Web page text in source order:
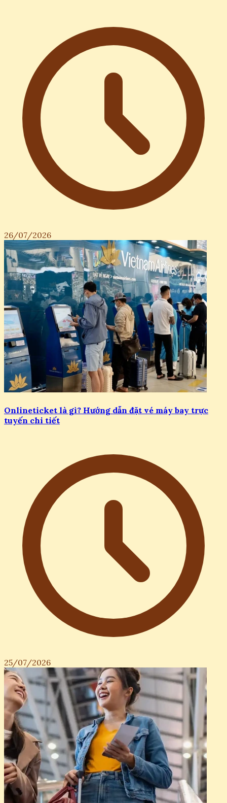
26/07/2026
Onlineticket là gì? Hướng dẫn đặt vé máy bay trực
tuyến chi tiết
25/07/2026